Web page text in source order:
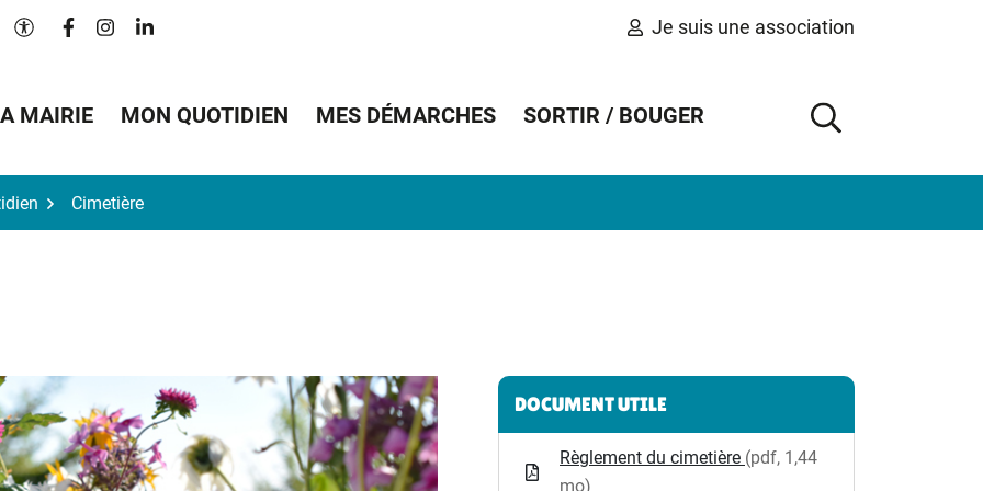
Paramètres d'accessibilité
Lien vers le compte Facebook
Lien vers le compte Instagram
Lien vers le compte Linkedin Je suis une association
MAIRIE MON QUOTIDIEN MES DÉMARCHES SORTIR / BOUGER
AFFICHER
Cimetière
Informations complémentaires
DOCUMENT UTILE
Règlement du cimetière (pdf, 1,44
mo)